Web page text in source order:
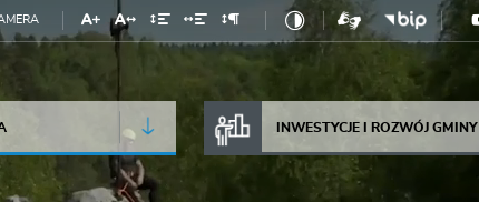
INWESTYCJE I ROZWÓJ GMINY